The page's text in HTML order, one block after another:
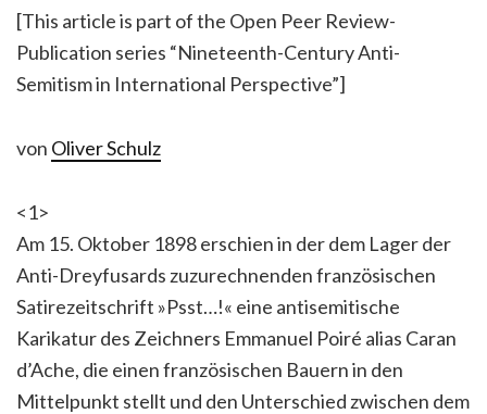
[This article is part of the Open Peer Review-
Publication series “Nineteenth-Century Anti-
Semitism in International Perspective”]
von Oliver Schulz
<1>
Am 15. Oktober 1898 erschien in der dem Lager der
Anti-Dreyfusards zuzurechnenden französischen
Satirezeitschrift »Psst…!« eine antisemitische
Karikatur des Zeichners Emmanuel Poiré alias Caran
d’Ache, die einen französischen Bauern in den
Mittelpunkt stellt und den Unterschied zwischen dem